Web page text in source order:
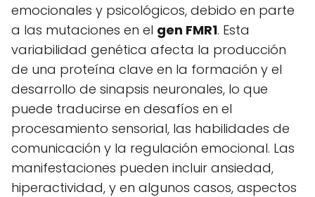
emocionales y psicológicos, debido en parte
a las mutaciones en el gen FMR1. Esta
variabilidad genética afecta la producción
de una proteína clave en la formación y el
desarrollo de sinapsis neuronales, lo que
puede traducirse en desafíos en el
procesamiento sensorial, las habilidades de
comunicación y la regulación emocional. Las
manifestaciones pueden incluir ansiedad,
hiperactividad, y en algunos casos, aspectos